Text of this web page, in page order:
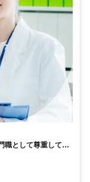
職として尊重してく